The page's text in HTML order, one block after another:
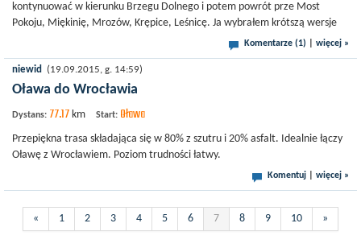
kontynuować w kierunku Brzegu Dolnego i potem powrót prze Most
Pokoju, Miękinię, Mrozów, Krępice, Leśnicę. Ja wybrałem krótszą wersje
Komentarze (1) więcej »
niewid (19.09.2015, g. 14:59)
Oława do Wrocławia
Dystans: 77.17 km Start: Oława
Przepiękna trasa składająca się w 80% z szutru i 20% asfalt. Idealnie łączy
Oławę z Wrocławiem. Poziom trudności łatwy.
Komentuj więcej »
« 1 2 3 4 5 6 7 8 9 10 »